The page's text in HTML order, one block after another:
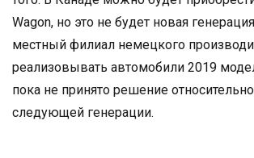
Wagon, но это не будет новая
местный филиал немецкого
реализовывать автомобили 2019
пока не принято решение
следующей генерации.